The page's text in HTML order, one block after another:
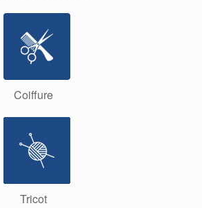
Coiffure
Tricot